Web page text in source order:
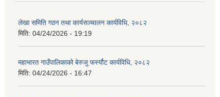
लेखा समिति गठन तथा कार्यसञ्चालन कार्यविधि, २०८२
मिति: 04/24/2026 - 19:19
महाभारत गाउँपालिकाको बेरुजु फर्स्यौट कार्यविधि, २०८२
मिति: 04/24/2026 - 16:47